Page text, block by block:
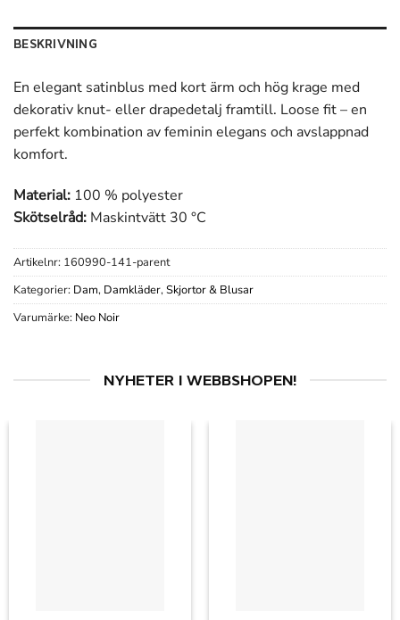
BESKRIVNING
En elegant satinblus med kort ärm och hög krage med
dekorativ knut- eller drapedetalj framtill. Loose fit – en
perfekt kombination av feminin elegans och avslappnad
komfort.
Material: 100 % polyester
Skötselråd: Maskintvätt 30 °C
Artikelnr: 160990-141-parent
Kategorier: Dam, Damkläder, Skjortor & Blusar
Varumärke: Neo Noir
NYHETER I WEBBSHOPEN!